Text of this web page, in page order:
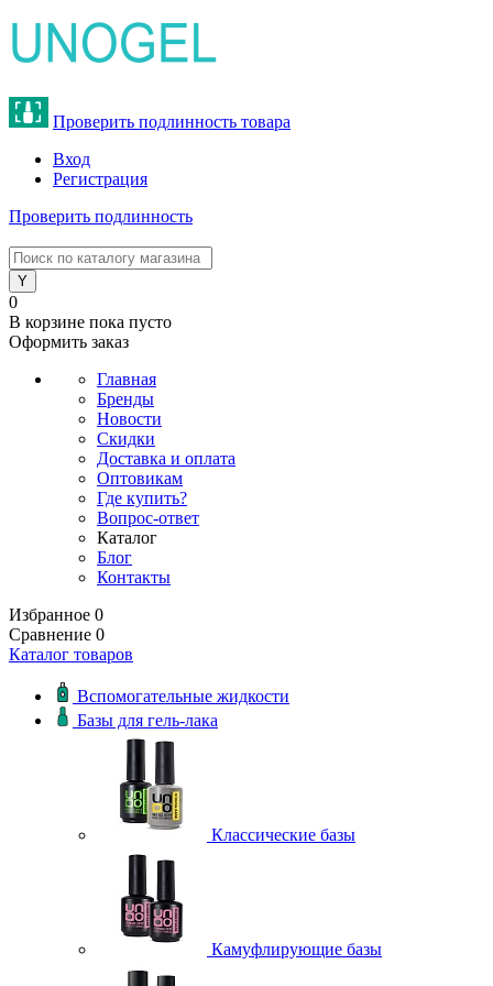
Проверить подлинность товара
Вход
Регистрация
Проверить подлинность
0
В корзине пока пусто
Оформить заказ
Главная
Бренды
Новости
Скидки
Доставка и оплата
Оптовикам
Где купить?
Вопрос-ответ
Каталог
Блог
Контакты
Избранное 0
Сравнение 0
Каталог товаров
Вспомогательные жидкости
Базы для гель-лака
Классические базы
Камуфлирующие базы